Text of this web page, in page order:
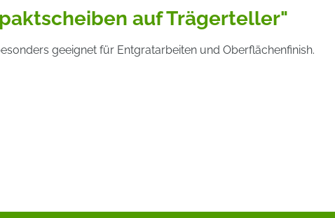
auf Trägerteller"
geeignet für Entgratarbeiten und Oberflächenfinish.